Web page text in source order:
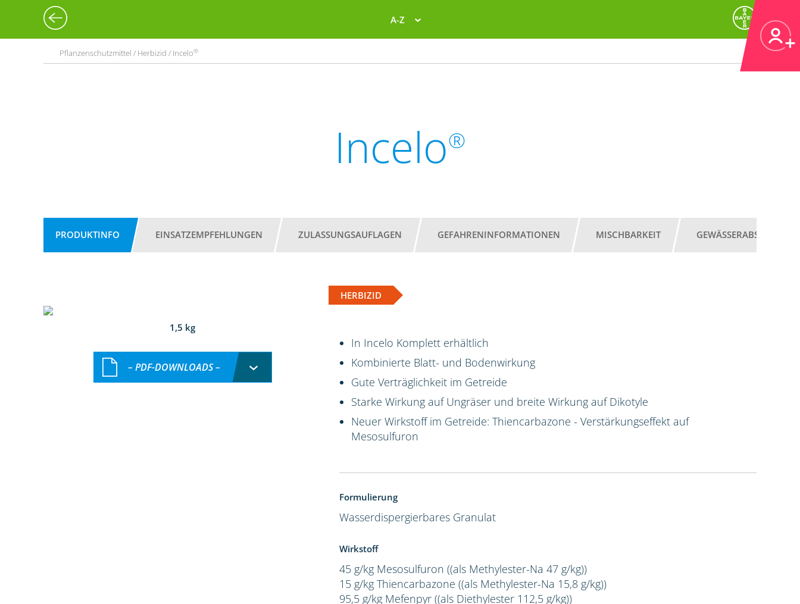
A-Z
Pflanzenschutzmittel / Herbizid / Incelo®
Incelo®
PRODUKTINFO EINSATZEMPFEHLUNGEN ZULASSUNGSAUFLAGEN GEFAHRENINFORMATIONEN MISCHBARKEIT GEWÄSSERABSTAND
HERBIZID
1,5 kg
– PDF-DOWNLOADS –
In Incelo Komplett erhältlich
Kombinierte Blatt- und Bodenwirkung
Gute Verträglichkeit im Getreide
Starke Wirkung auf Ungräser und breite Wirkung auf Dikotyle
Neuer Wirkstoff im Getreide: Thiencarbazone - Verstärkungseffekt auf
Mesosulfuron
Formulierung
Wasserdispergierbares Granulat
Wirkstoff
45 g/kg Mesosulfuron ((als Methylester-Na 47 g/kg))
15 g/kg Thiencarbazone ((als Methylester-Na 15,8 g/kg))
95,5 g/kg Mefenpyr ((als Diethylester 112,5 g/kg))